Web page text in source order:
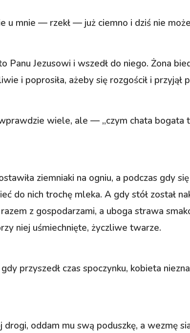
u mnie — rzekł — już ciemno i dziś nie
Panu Jezusowi i wszedł do niego. Żona
i poprosiła, ażeby się rozgościł i przyjął
wiele, ale — „czym chata bogata
ziemniaki na ogniu, a podczas gdy
do nich trochę mleka. A gdy stół został
z gospodarzami, a uboga strawa
niej uśmiechnięte, życzliwe twarze.
przyszedł czas spoczynku, kobieta
drogi, oddam mu swą poduszkę, a wezmę